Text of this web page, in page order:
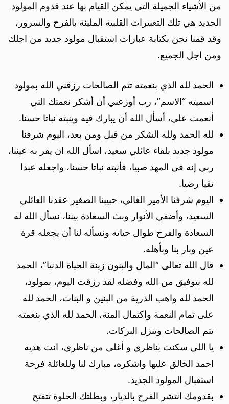
من الأشياء الجميلة التي يمكن القيام بها عند قدوم المولود
الجديد هي تلك التعبيرات القلبية المليئة بالفرح والسرور،
وقد قمنا نحن بكتابة عبارات استقبال مولود جديد من اجلك
ومن اجل الجميع.
الحمد لله الذي بنعمته تتم الصالحات رزقني الله بمولود
اسميته “الاسم”، رب أوزعني أن أشكر نعمتك التي
أنعمت علي، أسأل الله أن يبارك فيه وينبته نباتا حسنا.
لله الحمد ولله الشكر من قبل ومن بعد، اليوم شرفنا
مولود جديد بلقاء عائلي سعيد، اسأل الله ان يقر به عيننا،
ربي إنه في المهد صبيا، فأنبته نباتا حسنا، واجعله عبدا
تقيا رضيا.
اليوم شرفنا الأمير الغالي، حبيبنا الصغير عقدنا العائلي
السعيد، وأضفي الأنوار وبث السعادة بيننا، نسأل الله له
السعادة والفرح طوال حياته ونسأله لنا أن يجعله قرة
عين وبار بنا وبأهله.
قال الله تعالى “المال والبنون زينة الحياة الدنيا”، الحمد
لله بتوفيق من الله وفضله لقد رزقت اليوم، بمولود،
الحمد لله واهب الذرية من البنين و البنات، الحمد لله
على تمام النعمة واكتمال المنة، الحمد لله الذي بنعمته
تتم الصالحات وتنزل البركات.
يا اللي سكنت بناظري و أغلى من ناظري، انت هديه
احمد الخالق عليها واشكره، مبارك لنا وللعائلة فرحة
استقبال المولود الجديد.
بقدومك انتشر الفرح بالديار، وبطلتك الحلوة تتفتح